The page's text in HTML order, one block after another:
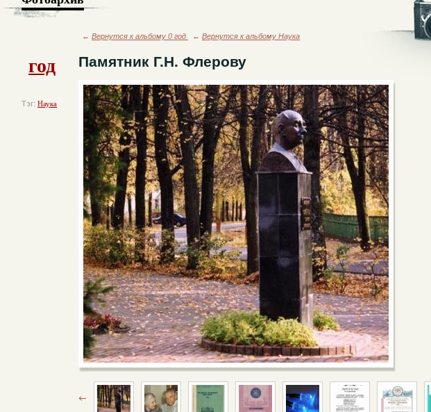
год
Тэг: Наука
← Вернутся к альбому 0 год ← Вернутся к альбому Наука
Памятник Г.Н. Флерову